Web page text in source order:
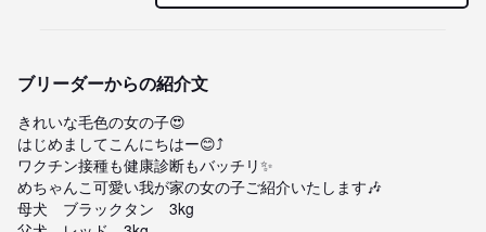
ブリーダーからの紹介文
きれいな毛色の女の子😍
はじめましてこんにちはー😊⤴︎
ワクチン接種も健康診断もバッチリ✨
めちゃんこ可愛い我が家の女の子ご紹介いたします🎶
母犬　ブラックタン　3kg